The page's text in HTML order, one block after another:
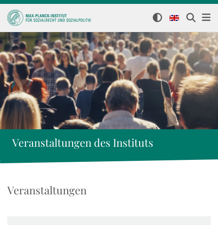
Veranstaltungen des Instituts
Veranstaltungen